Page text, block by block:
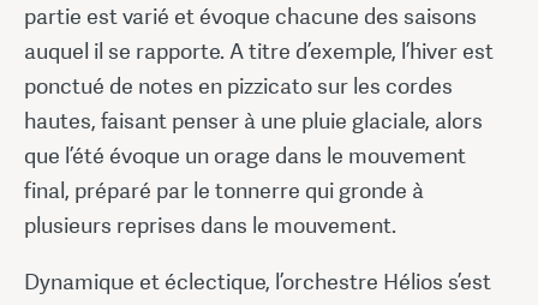
partie est varié et évoque chacune des saisons
auquel il se rapporte. A titre d’exemple, l’hiver est
ponctué de notes en pizzicato sur les cordes
hautes, faisant penser à une pluie glaciale, alors
que l’été évoque un orage dans le mouvement
final, préparé par le tonnerre qui gronde à
plusieurs reprises dans le mouvement.
Dynamique et éclectique, l’orchestre Hélios s’est